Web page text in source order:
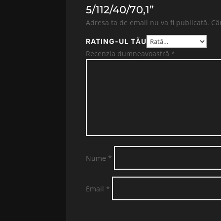
5/112/40/70,1”
Adresa ta de email nu va fi publicată.
RATING-UL TĂU
Recenzia dumneavoastră *
Nume *
Email *